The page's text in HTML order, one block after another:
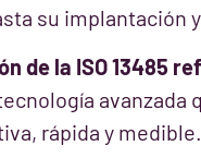
su implantación
de la ISO 13485
rápida y medible.